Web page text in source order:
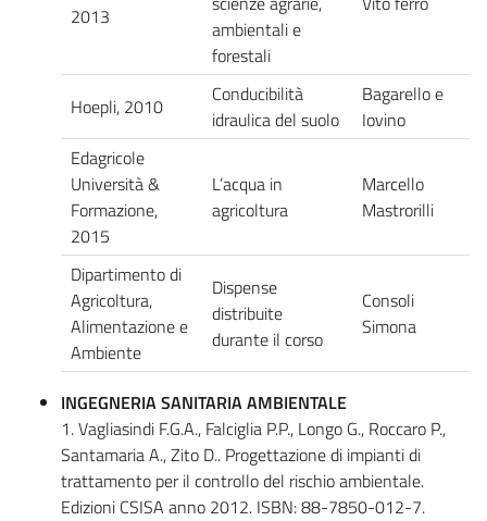
2013
ambientali e
forestali
Hoepli, 2010
Conducibilità
idraulica del suolo
Bagarello e
Iovino
Edagricole
Università &
Formazione,
2015
L’acqua in
agricoltura
Marcello
Mastrorilli
Dipartimento di
Agricoltura,
Alimentazione e
Ambiente
Dispense
distribuite
durante il corso
Consoli
Simona
INGEGNERIA SANITARIA AMBIENTALE
1. Vagliasindi F.G.A., Falciglia P.P., Longo G., Roccaro P.,
Santamaria A., Zito D.. Progettazione di impianti di
trattamento per il controllo del rischio ambientale.
Edizioni CSISA anno 2012. ISBN: 88-7850-012-7.